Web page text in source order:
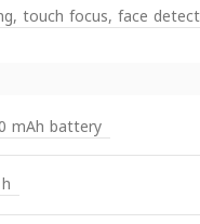
touch focus, face
mAh battery